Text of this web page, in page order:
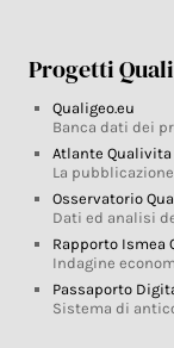
Progetti
Qualigeo.eu
Banca dati dei
Atlante Qualivita
La pubblicazione
Osservatorio
Dati ed analisi
Rapporto Ismea
Indagine
Passaporto
Sistema di